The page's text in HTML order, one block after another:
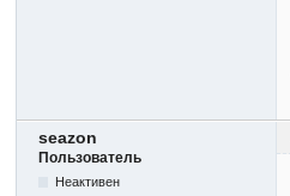
seazon
Пользователь
Неактивен